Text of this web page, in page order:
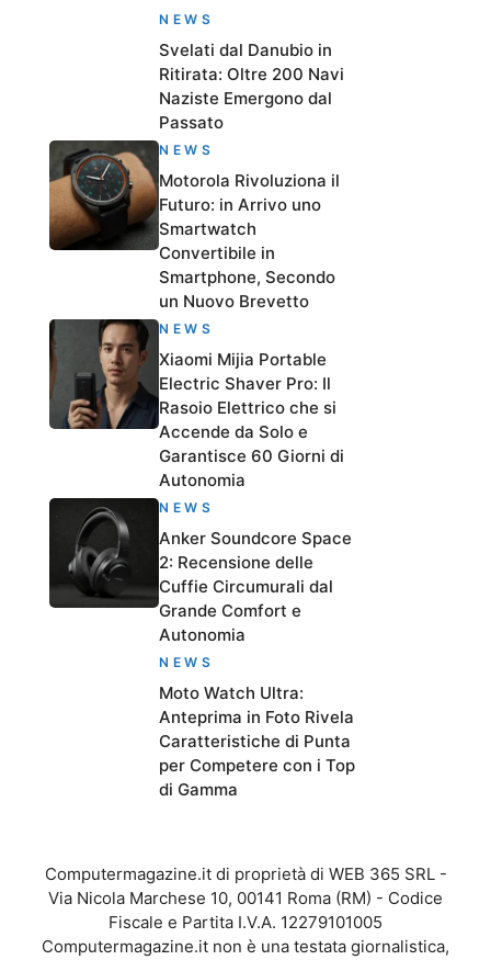
NEWS
Svelati dal Danubio in
Ritirata: Oltre 200 Navi
Naziste Emergono dal
Passato
NEWS
Motorola Rivoluziona il
Futuro: in Arrivo uno
Smartwatch
Convertibile in
Smartphone, Secondo
un Nuovo Brevetto
NEWS
Xiaomi Mijia Portable
Electric Shaver Pro: Il
Rasoio Elettrico che si
Accende da Solo e
Garantisce 60 Giorni di
Autonomia
NEWS
Anker Soundcore Space
2: Recensione delle
Cuffie Circumurali dal
Grande Comfort e
Autonomia
NEWS
Moto Watch Ultra:
Anteprima in Foto Rivela
Caratteristiche di Punta
per Competere con i Top
di Gamma
Computermagazine.it di proprietà di WEB 365 SRL -
Via Nicola Marchese 10, 00141 Roma (RM) - Codice
Fiscale e Partita I.V.A. 12279101005
Computermagazine.it non è una testata giornalistica,